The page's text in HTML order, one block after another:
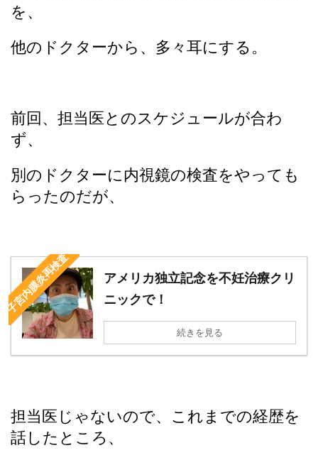
を、
他のドクターから、多々耳にする。
前回、担当医とのスケジュールが合わ
ず、
別のドクターに内視鏡の検査をやっても
らったのだが、
子宮内膜炎再検査
アメリカ独立記念を不妊治療クリ
ニックで！
続きを見る
担当医じゃないので、これまでの経歴を
話したところ、